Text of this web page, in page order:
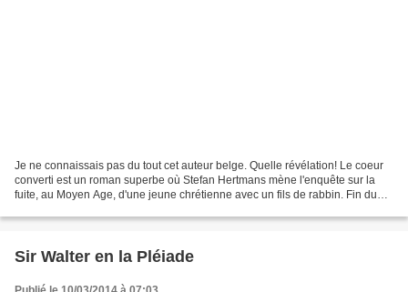
Je ne connaissais pas du tout cet auteur belge. Quelle révélation! Le coeur
converti est un roman superbe où Stefan Hertmans mène l'enquête sur la
fuite, au Moyen Age, d'une jeune chrétienne avec un fils de rabbin. Fin du
Sir Walter en la Pléiade